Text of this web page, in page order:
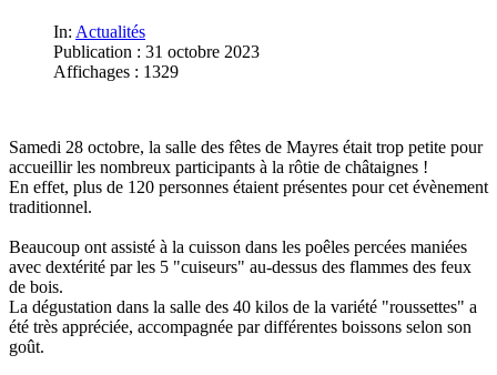
In: Actualités
Publication : 31 octobre 2023
Affichages : 1329
Samedi 28 octobre, la salle des fêtes de Mayres était trop petite pour
accueillir les nombreux participants à la rôtie de châtaignes !
En effet, plus de 120 personnes étaient présentes pour cet évènement
traditionnel.
Beaucoup ont assisté à la cuisson dans les poêles percées maniées
avec dextérité par les 5 "cuiseurs" au-dessus des flammes des feux
de bois.
La dégustation dans la salle des 40 kilos de la variété "roussettes" a
été très appréciée, accompagnée par différentes boissons selon son
goût.